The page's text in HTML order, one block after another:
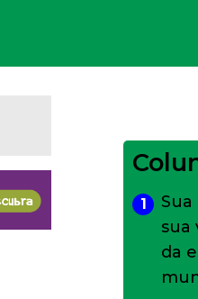
1
sua
da